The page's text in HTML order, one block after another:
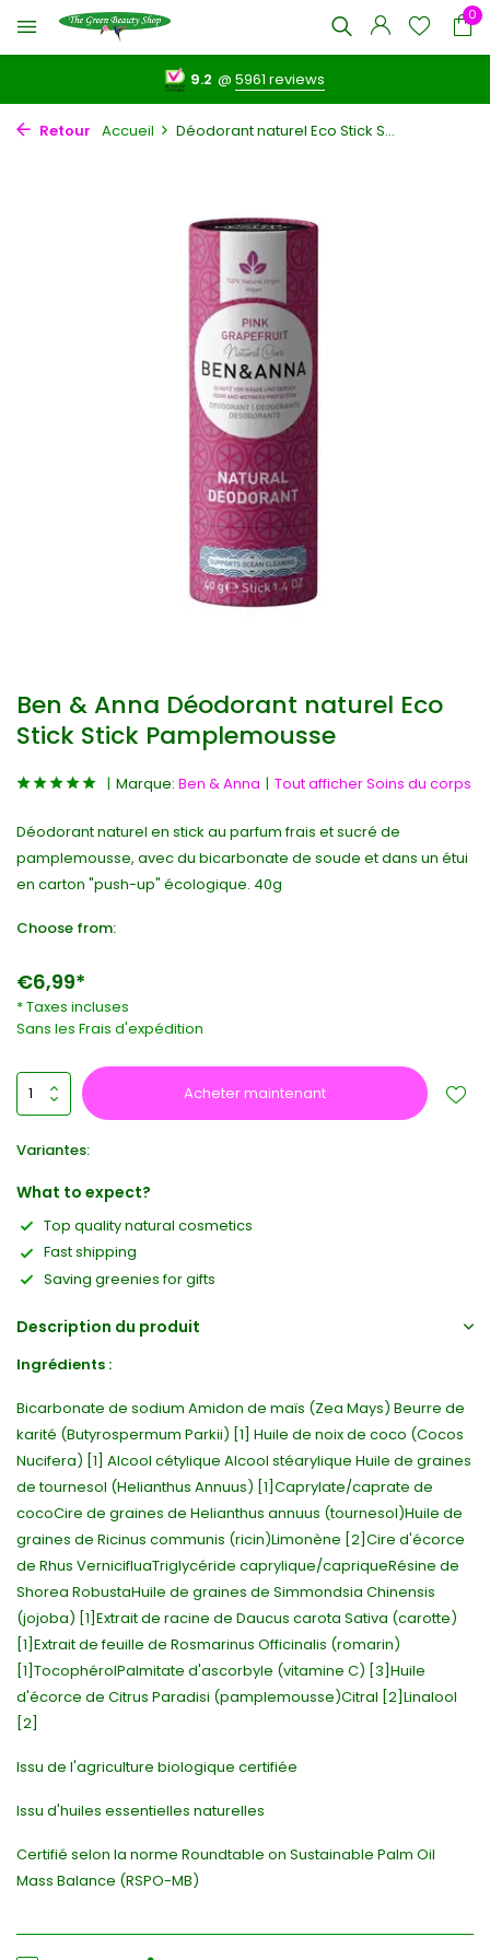
0
9.2 @5961 reviews
Retour Accueil Déodorant naturel Eco Stick S...
Ben & Anna Déodorant naturel Eco
Stick Stick Pamplemousse
Marque: Ben & Anna Tout afficher Soins du corps
Déodorant naturel en stick au parfum frais et sucré de
pamplemousse, avec du bicarbonate de soude et dans un étui
en carton "push-up" écologique. 40g
Choose from:
€6,99*
* Taxes incluses
Sans les Frais d'expédition
Acheter maintenant
Variantes:
What to expect?
Top quality natural cosmetics
Fast shipping
Saving greenies for gifts
Description du produit
Ingrédients :
Bicarbonate de sodium Amidon de maïs (Zea Mays) Beurre de
karité (Butyrospermum Parkii) [1] Huile de noix de coco (Cocos
Nucifera) [1] Alcool cétylique Alcool stéarylique Huile de graines
de tournesol (Helianthus Annuus) [1]Caprylate/caprate de
cocoCire de graines de Helianthus annuus (tournesol)Huile de
graines de Ricinus communis (ricin)Limonène [2]Cire d'écorce
de Rhus VernicifluaTriglycéride caprylique/capriqueRésine de
Shorea RobustaHuile de graines de Simmondsia Chinensis
(jojoba) [1]Extrait de racine de Daucus carota Sativa (carotte)
[1]Extrait de feuille de Rosmarinus Officinalis (romarin)
[1]TocophérolPalmitate d'ascorbyle (vitamine C) [3]Huile
d'écorce de Citrus Paradisi (pamplemousse)Citral [2]Linalool
[2]
Issu de l'agriculture biologique certifiée
Issu d'huiles essentielles naturelles
Certifié selon la norme Roundtable on Sustainable Palm Oil
Mass Balance (RSPO-MB)